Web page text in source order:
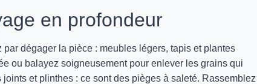
en profondeur
dégager la pièce : meubles légers, tapis et plantes
ou balayez soigneusement pour enlever les grains qui
et plinthes : ce sont des pièges à saleté. Rassemblez